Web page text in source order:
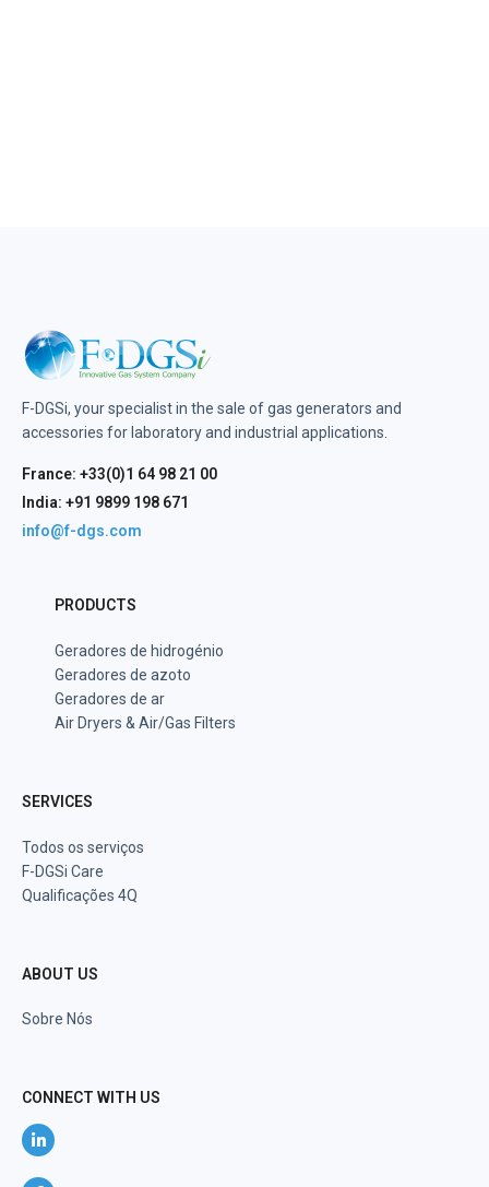
F-DGSi, your specialist in the sale of gas generators and
accessories for laboratory and industrial applications.
France: +33(0)1 64 98 21 00
India: +91 9899 198 671
info@f-dgs.com
PRODUCTS
Geradores de hidrogénio
Geradores de azoto
Geradores de ar
Air Dryers & Air/Gas Filters
SERVICES
Todos os serviços
F-DGSi Care
Qualificações 4Q
ABOUT US
Sobre Nós
CONNECT WITH US